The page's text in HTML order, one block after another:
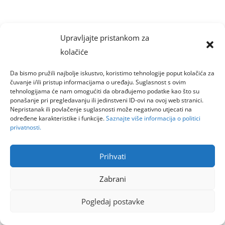
Upravljajte pristankom za
kolačiće
Da bismo pružili najbolje iskustvo, koristimo tehnologije poput kolačića za
čuvanje i/ili pristup informacijama o uređaju. Suglasnost s ovim
tehnologijama će nam omogućiti da obrađujemo podatke kao što su
ponašanje pri pregledavanju ili jedinstveni ID-ovi na ovoj web stranici.
Nepristanak ili povlačenje suglasnosti može negativno utjecati na
određene karakteristike i funkcije.Saznajte više informacija o politici
privatnosti.
Prihvati
Zabrani
Pogledaj postavke